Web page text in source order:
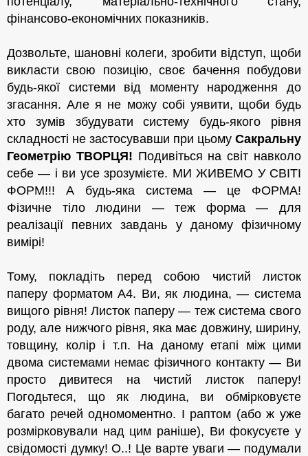
фінансово-економічних показників.
Дозвольте, шановні колеги, зробити відступ, щоби
викласти свою позицію, своє бачення побудови
будь-якої системи від моменту народження до
згасання. Але я не можу собі уявити, щоби будь
хто зумів збудувати систему будь-якого рівня
складності не застосувавши при цьому Сакральну
Геометрію ТВОРЦЯ! Подивіться на світ навколо
себе — і ви усе зрозумієте. МИ ЖИВЕМО У СВІТІ
ФОРМ!!! А будь-яка система — це ФОРМА!
Фізичне тіло людини — теж форма — для
реалізації певних завдань у даному фізичному
вимірі!
Тому, покладіть перед собою чистий листок
паперу форматом А4. Ви, як людина, — система
вищого рівня! Листок паперу — теж система свого
роду, але нижчого рівня, яка має довжину, ширину,
товщину, колір і т.п. На даному етапі між цими
двома системами немає фізичного контакту — Ви
просто дивитеся на чистий листок паперу!
Погодьтеся, що як людина, ви обмірковуєте
багато речей одномоментно. І раптом (або ж уже
розмірковували над цим раніше), Ви фокусуєте у
свідомості думку! О..! Це варте уваги — подумали